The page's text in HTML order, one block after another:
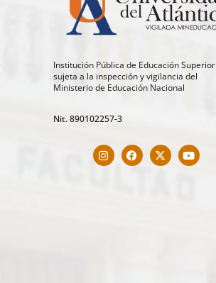
Institución Pública de Educación Superior
sujeta a la inspección y vigilancia del
Ministerio de Educación Nacional
Nit. 890102257-3